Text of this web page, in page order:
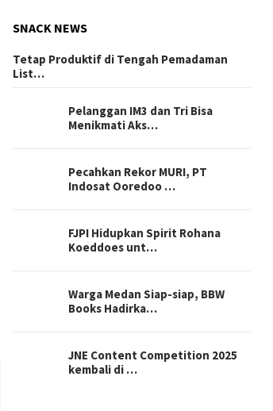
SNACK NEWS
Tetap Produktif di Tengah Pemadaman
List…
Pelanggan IM3 dan Tri Bisa
Menikmati Aks…
Pecahkan Rekor MURI, PT
Indosat Ooredoo …
FJPI Hidupkan Spirit Rohana
Koeddoes unt…
Warga Medan Siap-siap, BBW
Books Hadirka…
JNE Content Competition 2025
kembali di …